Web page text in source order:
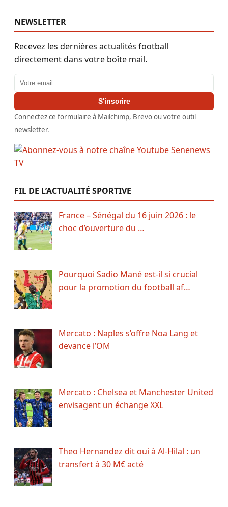
NEWSLETTER
Recevez les dernières actualités football
directement dans votre boîte mail.
Adresse email
S'inscrire
Connectez ce formulaire à Mailchimp, Brevo ou votre outil
newsletter.
FIL DE L’ACTUALITÉ SPORTIVE
France – Sénégal du 16 juin 2026 : le
choc d’ouverture du …
Pourquoi Sadio Mané est-il si crucial
pour la promotion du football af…
Mercato : Naples s’offre Noa Lang et
devance l’OM
Mercato : Chelsea et Manchester United
envisagent un échange XXL
Theo Hernandez dit oui à Al-Hilal : un
transfert à 30 M€ acté